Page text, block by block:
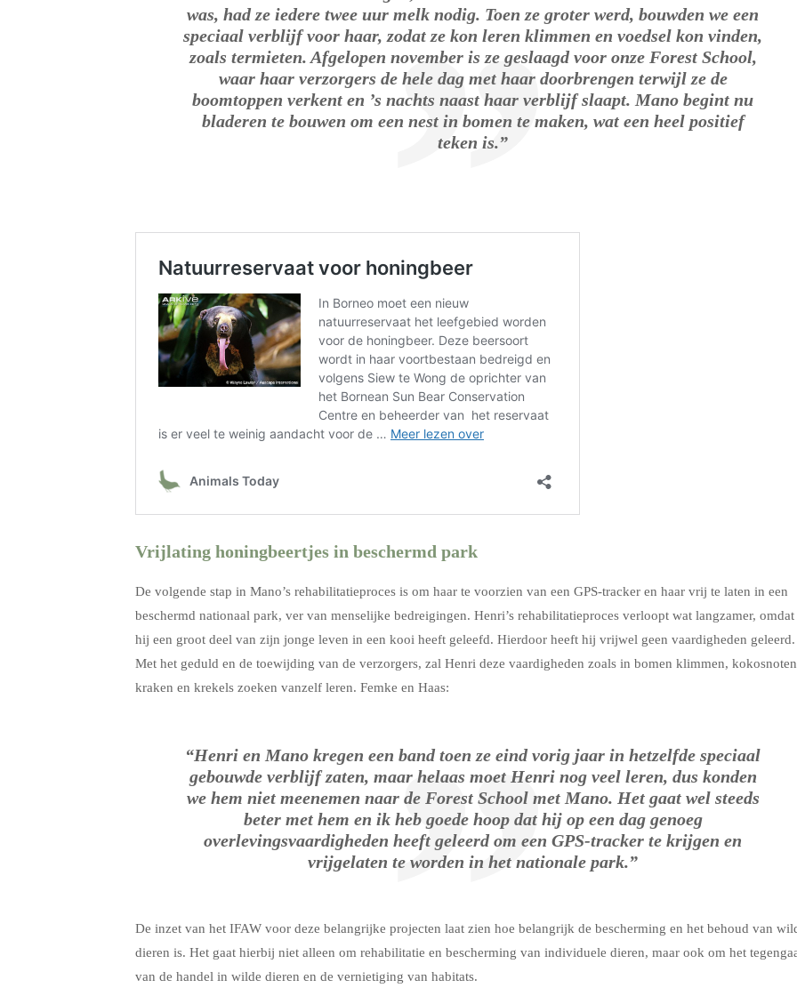
was, had ze iedere twee uur melk nodig. Toen ze groter werd, bouwden we een
speciaal verblijf voor haar, zodat ze kon leren klimmen en voedsel kon vinden,
zoals termieten. Afgelopen november is ze geslaagd voor onze Forest School,
waar haar verzorgers de hele dag met haar doorbrengen terwijl ze de
boomtoppen verkent en ’s nachts naast haar verblijf slaapt. Mano begint nu
bladeren te bouwen om een nest in bomen te maken, wat een heel positief
teken is.”
Vrijlating honingbeertjes in beschermd park
De volgende stap in Mano’s rehabilitatieproces is om haar te voorzien van een GPS-tracker en haar vrij te laten in een
beschermd nationaal park, ver van menselijke bedreigingen. Henri’s rehabilitatieproces verloopt wat langzamer, omdat
hij een groot deel van zijn jonge leven in een kooi heeft geleefd. Hierdoor heeft hij vrijwel geen vaardigheden geleerd.
Met het geduld en de toewijding van de verzorgers, zal Henri deze vaardigheden zoals in bomen klimmen, kokosnoten
kraken en krekels zoeken vanzelf leren. Femke en Haas:
“Henri en Mano kregen een band toen ze eind vorig jaar in hetzelfde speciaal
gebouwde verblijf zaten, maar helaas moet Henri nog veel leren, dus konden
we hem niet meenemen naar de Forest School met Mano. Het gaat wel steeds
beter met hem en ik heb goede hoop dat hij op een dag genoeg
overlevingsvaardigheden heeft geleerd om een GPS-tracker te krijgen en
vrijgelaten te worden in het nationale park.”
De inzet van het IFAW voor deze belangrijke projecten laat zien hoe belangrijk de bescherming en het behoud van
dieren is. Het gaat hierbij niet alleen om rehabilitatie en bescherming van individuele dieren, maar ook om het
van de handel in wilde dieren en de vernietiging van habitats.